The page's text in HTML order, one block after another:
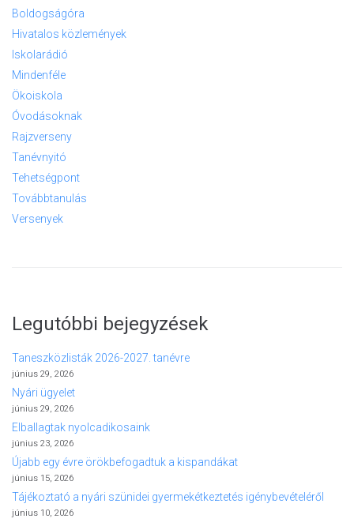
Boldogságóra
Hivatalos közlemények
Iskolarádió
Mindenféle
Ökoiskola
Óvodásoknak
Rajzverseny
Tanévnyitó
Tehetségpont
Továbbtanulás
Versenyek
Legutóbbi bejegyzések
Taneszközlisták 2026-2027. tanévre
június 29, 2026
Nyári ügyelet
június 29, 2026
Elballagtak nyolcadikosaink
június 23, 2026
Újabb egy évre örökbefogadtuk a kispandákat
június 15, 2026
Tájékoztató a nyári szünidei gyermekétkeztetés igénybevételéről
június 10, 2026